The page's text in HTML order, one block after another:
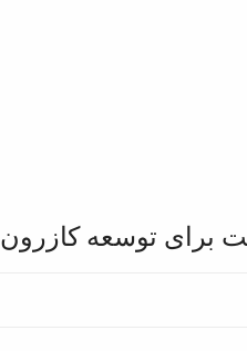
برای توسعه کازرون